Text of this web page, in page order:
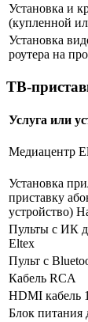
Установка и
(купленной
Установка
роутера на
ТВ-
Услуга или
Медиацентр
Установка
приставку
устройство)
Пульты с ИК
Eltex
Пульт с
Кабель RCA
HDMI кабель
Блок питания